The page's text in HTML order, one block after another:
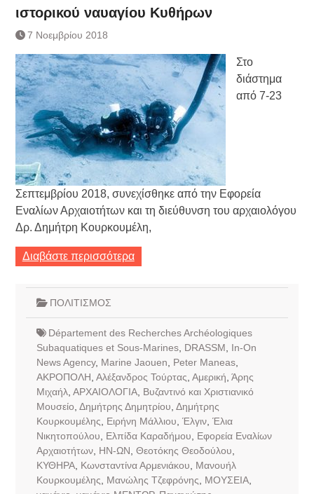
ιστορικού ναυαγίου Κυθήρων
7 Νοεμβρίου 2018
Στο
διάστημα
από 7-23
Σεπτεμβρίου 2018, συνεχίσθηκε από την Εφορεία
Εναλίων Αρχαιοτήτων και τη διεύθυνση του αρχαιολόγου
Δρ. Δημήτρη Κουρκουμέλη,
Διαβάστε περισσότερα
ΠΟΛΙΤΙΣΜΟΣ
Département des Recherches Archéologiques
Subaquatiques et Sous-Marines, DRASSM
In-On
News Agency, Marine Jaouen Peter Maneas,
ΑΚΡΟΠΟΛΗ Αλέξανδρος Τούρτας Αμερική Άρης
Μιχαήλ, ΑΡΧΑΙΟΛΟΓΙΑ, Βυζαντινό και Χριστιανικό
Μουσείο Δημήτρης Δημητρίου Δημήτρης
Κουρκουμέλης
Ειρήνη Μάλλιου Έλγιν, Έλια
Νικητοπούλου
Ελπίδα Καραδήμου
Εφορεία Εναλίων
Αρχαιοτήτων, ΗΝ-ΩΝ Θεοτόκης Θεοδούλου
ΚΥΘΗΡΑ, Κωνσταντίνα Αρμενιάκου
Μανουήλ
Κουρκουμέλης
Μανώλης Τζεφρόνης ΜΟΥΣΕΙΑ,